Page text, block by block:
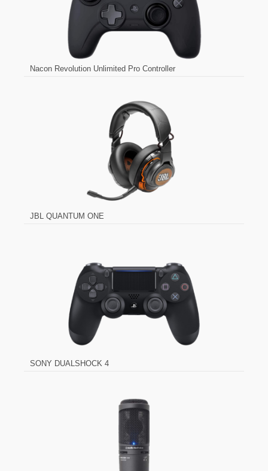
Nacon Revolution Unlimited Pro Controller
JBL QUANTUM ONE
SONY DUALSHOCK 4